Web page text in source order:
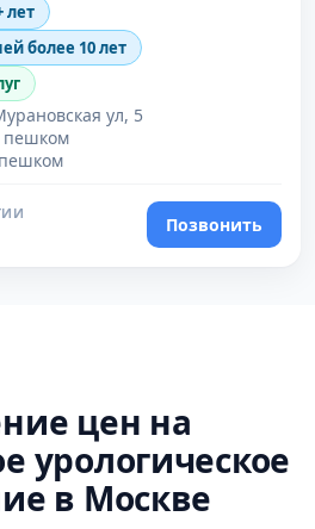
лет
более 10 лет
ул, 5
пешком
Позвонить
цен на
урологическое
в Москве